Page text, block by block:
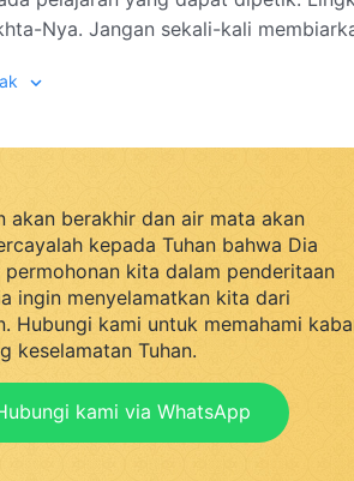
Nya. Jangan sekali-kali
atasmu, itu adalah kasih
mungkin mengalami sedikit
dan nikmatilah Tuhan di tengah
mencari berulang kali dan jangan
Seperti apa iman Ayub? Tuhan
berarti sakit, tapi hidup di dalam roh
mati.
kebangkitan Kristus dalam
memberikan iman sejati ke
manjur! Firman-Nya
akan berakhir dan air mata akan
kepada Tuhan bahwa Dia
permohonan kita dalam penderitaan
ingin menyelamatkan kita dari
Hubungi kami untuk memahami
keselamatan Tuhan.
kami via WhatsApp